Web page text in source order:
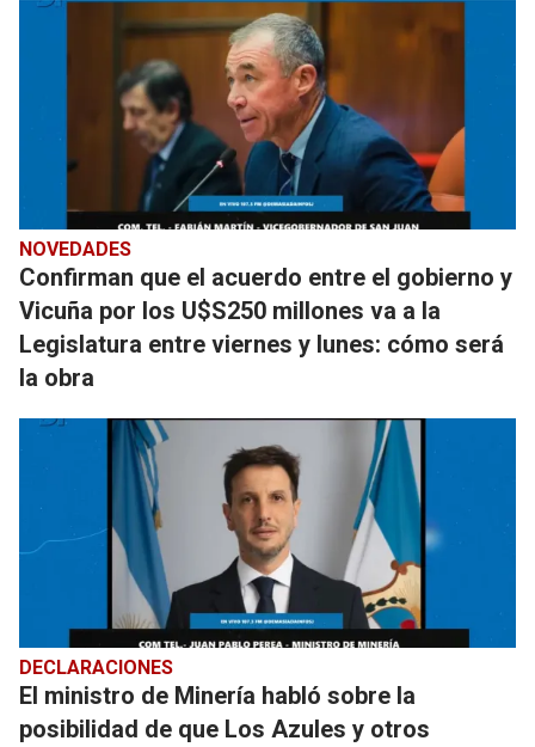
NOVEDADES
Confirman que el acuerdo entre el gobierno y
Vicuña por los U$S250 millones va a la
Legislatura entre viernes y lunes: cómo será
la obra
DECLARACIONES
El ministro de Minería habló sobre la
posibilidad de que Los Azules y otros